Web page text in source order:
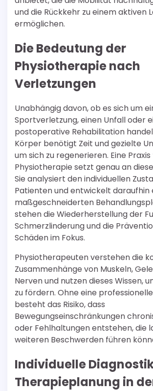
und die Rückkehr zu einem aktiven
ermöglichen.
Die Bedeutung der
Physiotherapie nach
Verletzungen
Unabhängig davon, ob es sich um
Sportverletzung, einen Unfall oder
postoperative Rehabilitation
Körper benötigt Zeit und gezielte
um sich zu regenerieren. Eine
Physiotherapie setzt genau an
Sie analysiert den individuellen
Patienten und entwickelt daraufhin
maßgeschneiderten
stehen die Wiederherstellung der
Schmerzlinderung und die
Schäden im Fokus.
Physiotherapeuten verstehen die
Zusammenhänge von Muskeln,
Nerven und nutzen dieses Wissen,
zu fördern. Ohne eine
besteht das Risiko, dass
Bewegungseinschränkungen
oder Fehlhaltungen entstehen, die
weiteren Beschwerden führen
Individuelle
Therapieplanung in